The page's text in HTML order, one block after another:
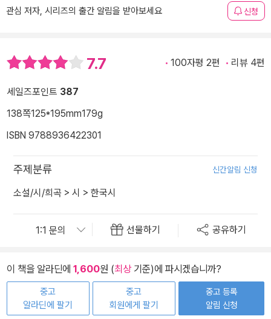
관심 저자, 시리즈의 출간 알림을 받아보세요 신청
7.7 100자평 2편 리뷰 4편
세일즈포인트 387
138쪽125*195mm179g
ISBN 9788936422301
주제분류 신간알림 신청
소설/시/희곡 > 시 > 한국시
선물하기 공유하기
이 책을 알라딘에 1,600원 (최상기준)에 파시겠습니까?
중고
알라딘에 팔기
중고
회원에게 팔기
중고 등록
알림 신청